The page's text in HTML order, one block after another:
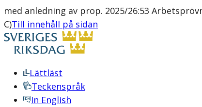
med anledning av prop. 2025/26:53
C)Till innehåll på sidan
Lättläst
Teckenspråk
In English